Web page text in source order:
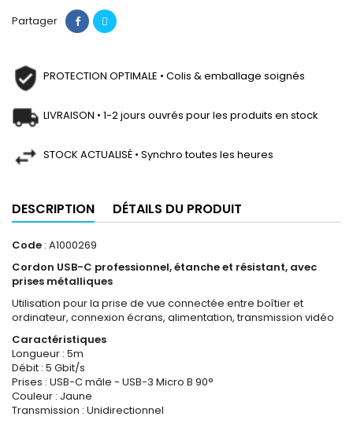
Partager
PROTECTION OPTIMALE • Colis & emballage soignés
LIVRAISON • 1-2 jours ouvrés pour les produits en stock
STOCK ACTUALISÉ • Synchro toutes les heures
DESCRIPTION DÉTAILS DU PRODUIT
Code : A1000269
Cordon USB-C professionnel, étanche et résistant, avec
prises métalliques
Utilisation pour la prise de vue connectée entre boîtier et
ordinateur, connexion écrans, alimentation, transmission vidéo
Caractéristiques
Longueur : 5m
Débit : 5 Gbit/s
Prises : USB-C mâle - USB-3 Micro B 90°
Couleur : Jaune
Transmission : Unidirectionnel